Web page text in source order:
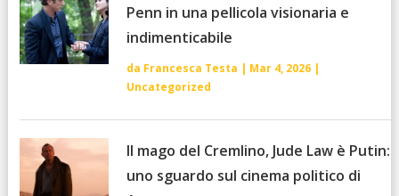
Penn in una pellicola visionaria e
indimenticabile
da Francesca Testa | Mar 4, 2026|
Uncategorized
Il mago del Cremlino, Jude Law è Putin:
uno sguardo sul cinema politico di